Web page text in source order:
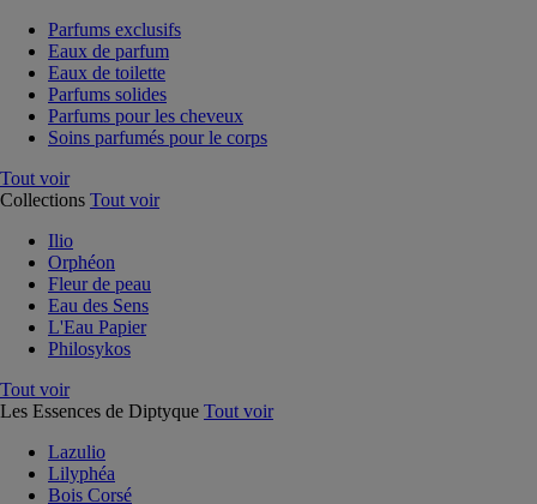
Parfums exclusifs
Eaux de parfum
Eaux de toilette
Parfums solides
Parfums pour les cheveux
Soins parfumés pour le corps
Tout voir
Collections Tout voir
Ilio
Orphéon
Fleur de peau
Eau des Sens
L'Eau Papier
Philosykos
Tout voir
Les Essences de Diptyque Tout voir
Lazulio
Lilyphéa
Bois Corsé